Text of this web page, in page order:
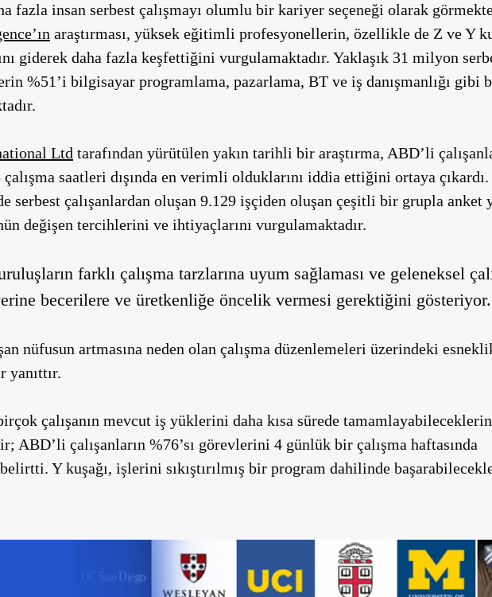
fazla insan serbest çalışmayı olumlu bir kariyer seçeneği olarak
araştırması, yüksek eğitimli profesyonellerin, özellikle de Z ve Y
giderek daha fazla keşfettiğini vurgulamaktadır. Yaklaşık 31 milyon
%51’i bilgisayar programlama, pazarlama, BT ve iş danışmanlığı gibi
Ltd tarafından yürütülen yakın tarihli bir araştırma, ABD’li
saatleri dışında en verimli olduklarını iddia ettiğini ortaya
serbest çalışanlardan oluşan 9.129 işçiden oluşan çeşitli bir grupla anket
değişen tercihlerini ve ihtiyaçlarını vurgulamaktadır.
farklı çalışma tarzlarına uyum sağlaması ve geleneksel
becerilere ve üretkenliğe öncelik vermesi gerektiğini gösteriyor.
nüfusun artmasına neden olan çalışma düzenlemeleri üzerindeki
çalışanın mevcut iş yüklerini daha kısa sürede
ABD’li çalışanların %76’sı görevlerini 4 günlük bir çalışma haftasında
Y kuşağı, işlerini sıkıştırılmış bir program dahilinde